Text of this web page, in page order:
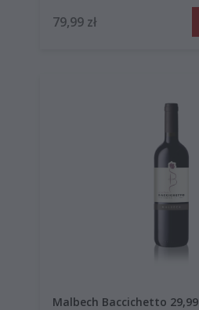
79,99 zł
Malbech Baccichetto 29,99